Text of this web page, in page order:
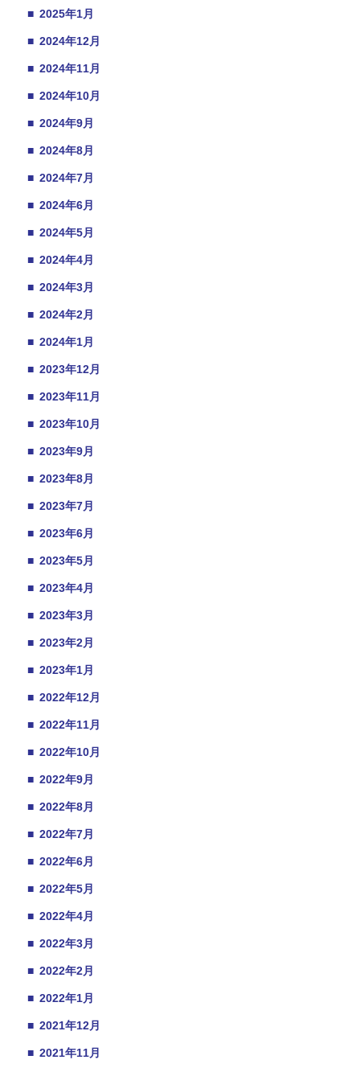
■ 2025年1月
■ 2024年12月
■ 2024年11月
■ 2024年10月
■ 2024年9月
■ 2024年8月
■ 2024年7月
■ 2024年6月
■ 2024年5月
■ 2024年4月
■ 2024年3月
■ 2024年2月
■ 2024年1月
■ 2023年12月
■ 2023年11月
■ 2023年10月
■ 2023年9月
■ 2023年8月
■ 2023年7月
■ 2023年6月
■ 2023年5月
■ 2023年4月
■ 2023年3月
■ 2023年2月
■ 2023年1月
■ 2022年12月
■ 2022年11月
■ 2022年10月
■ 2022年9月
■ 2022年8月
■ 2022年7月
■ 2022年6月
■ 2022年5月
■ 2022年4月
■ 2022年3月
■ 2022年2月
■ 2022年1月
■ 2021年12月
■ 2021年11月